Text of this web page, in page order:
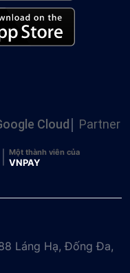
Cloud Partner
Một thành viên của
VNPAY
Láng Hạ, Đống Đa,